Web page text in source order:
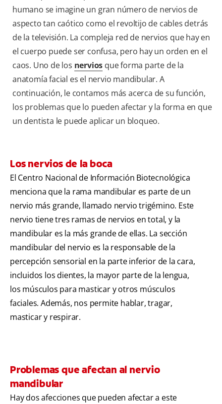
humano se imagine un gran número de nervios de
aspecto tan caótico como el revoltijo de cables detrás
de la televisión. La compleja red de nervios que hay en
el cuerpo puede ser confusa, pero hay un orden en el
caos. Uno de los nervios que forma parte de la
anatomía facial es el nervio mandibular. A
continuación, le contamos más acerca de su función,
los problemas que lo pueden afectar y la forma en que
un dentista le puede aplicar un bloqueo.
Los nervios de la boca
El Centro Nacional de Información Biotecnológica
menciona que la rama mandibular es parte de un
nervio más grande, llamado nervio trigémino. Este
nervio tiene tres ramas de nervios en total, y la
mandibular es la más grande de ellas. La sección
mandibular del nervio es la responsable de la
percepción sensorial en la parte inferior de la cara,
incluidos los dientes, la mayor parte de la lengua,
los músculos para masticar y otros músculos
faciales. Además, nos permite hablar, tragar,
masticar y respirar.
Problemas que afectan al nervio
mandibular
Hay dos afecciones que pueden afectar a este